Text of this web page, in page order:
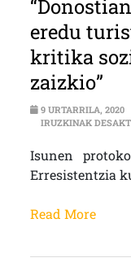
eredu
kritika
zaizkio”
9 URTARRILA, 2020
IRUZKINAK
Isunen
Erresistentzia
Read More